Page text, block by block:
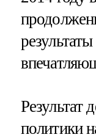
Результат
политики